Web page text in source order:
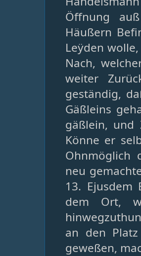
Öffnung
Häußern
Leÿden
Nach,
weiter
geständig,
Gäßleins
gäßlein, und
Könne er
Ohnmöglich
neu
13. Ejusdem
dem Ort,
an den
geweßen,